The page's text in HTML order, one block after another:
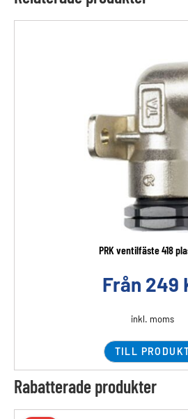
PRK ventilfäste 418
Från 249
inkl. moms
TILL
Rabatterade produkter